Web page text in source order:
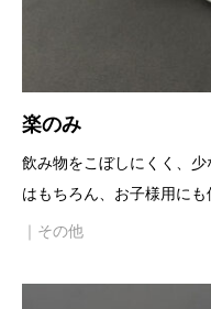
楽のみ
飲み物をこぼしにくく、
はもちろん、お子様用にも
｜その他